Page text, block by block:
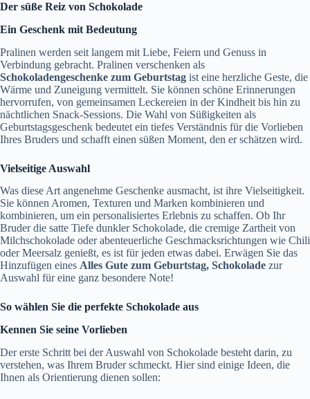
Der süße Reiz von Schokolade
Ein Geschenk mit Bedeutung
Pralinen werden seit langem mit Liebe, Feiern und Genuss in
Verbindung gebracht. Pralinen verschenken als
Schokoladengeschenke zum Geburtstag ist eine herzliche Geste, die
Wärme und Zuneigung vermittelt. Sie können schöne Erinnerungen
hervorrufen, von gemeinsamen Leckereien in der Kindheit bis hin zu
nächtlichen Snack-Sessions. Die Wahl von Süßigkeiten als
Geburtstagsgeschenk bedeutet ein tiefes Verständnis für die Vorlieben
Ihres Bruders und schafft einen süßen Moment, den er schätzen wird.
Vielseitige Auswahl
Was diese Art angenehme Geschenke ausmacht, ist ihre Vielseitigkeit.
Sie können Aromen, Texturen und Marken kombinieren und
kombinieren, um ein personalisiertes Erlebnis zu schaffen. Ob Ihr
Bruder die satte Tiefe dunkler Schokolade, die cremige Zartheit von
Milchschokolade oder abenteuerliche Geschmacksrichtungen wie Chili
oder Meersalz genießt, es ist für jeden etwas dabei. Erwägen Sie das
Hinzufügen eines Alles Gute zum Geburtstag, Schokolade zur
Auswahl für eine ganz besondere Note!
So wählen Sie die perfekte Schokolade aus
Kennen Sie seine Vorlieben
Der erste Schritt bei der Auswahl von Schokolade besteht darin, zu
verstehen, was Ihrem Bruder schmeckt. Hier sind einige Ideen, die
Ihnen als Orientierung dienen sollen: